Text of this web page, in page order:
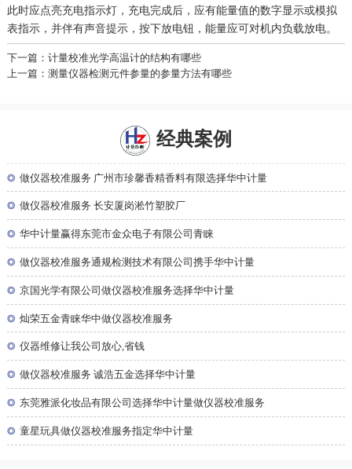
此时应点亮充电指示灯，充电完成后，应有能量值的数字显示或模拟
表指示，并伴有声音提示，按下放电钮，能量应可对机内负载放电。
下一篇：计量校准光学高温计的结构有哪些
上一篇：测量仪器检测元件参量的参量方法有哪些
经典案例
◎ 做仪器校准服务 广州市珍馨香精香料有限选择华中计量
◎ 做仪器校准服务 长安厦岗淞竹塑胶厂
◎ 华中计量赢得东莞市金众电子有限公司青睐
◎ 做仪器校准服务通规检测技术有限公司携手华中计量
◎ 京国光学有限公司做仪器校准服务选择华中计量
◎ 灿荣五金青睐华中做仪器校准服务
◎ 仪器维修让我公司放心,省钱
◎ 做仪器校准服务 诚浩五金选择华中计量
◎ 东莞雅派化妆品有限公司选择华中计量做仪器校准服务
◎ 童星玩具做仪器校准服务指定华中计量